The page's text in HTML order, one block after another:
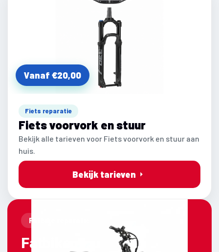
Vanaf €20,00
Fiets reparatie
Fiets voorvork en stuur
Bekijk alle tarieven voor Fiets voorvork en stuur aan
huis.
Bekijk tarieven
Fatbike reparatie
Fatbike